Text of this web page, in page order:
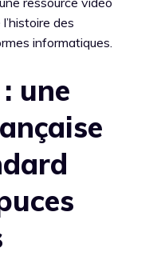
des
informatiques.
une